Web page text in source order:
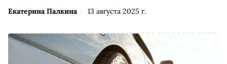
Екатерина Палкина 13 августа 2025 г.